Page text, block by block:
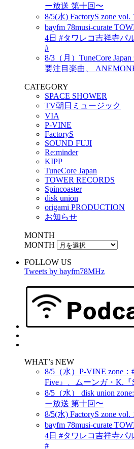
ー放送 第十回〜
8/5(水) FactoryS zone
bayfm 78musi-curate
4日 #タワレコ吉祥寺パ
#
8/3（月）TuneCore
要注目楽曲、
CATEGORY
SPACE SHOWER
TV朝日ミュージック
VIA
P-VINE
FactoryS
SOUND FUJI
Re:minder
KIPP
TuneCore Japan
TOWER RECORDS
Spincoaster
disk union
origami PRODUCTION
お知らせ
MONTH
MONTH
FOLLOW US
Tweets by bayfm78MHz
WHAT’s NEW
8/5（水）P-VINE zone
Five』、ムーンガ・K.『
8/5（水） disk union
ー放送 第十回〜
8/5(水) FactoryS zone
bayfm 78musi-curate
4日 #タワレコ吉祥寺パ
#